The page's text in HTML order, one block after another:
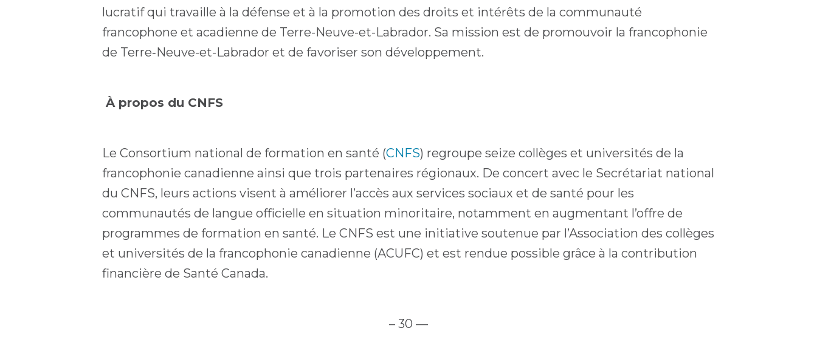
lucratif qui travaille à la défense et à la promotion des droits et intérêts de la communauté
francophone et acadienne de Terre-Neuve-et-Labrador. Sa mission est de promouvoir la francophonie
de Terre‑Neuve-et-Labrador et de favoriser son développement.
À propos du CNFS
Le Consortium national de formation en santé (CNFS) regroupe seize collèges et universités de la
francophonie canadienne ainsi que trois partenaires régionaux. De concert avec le Secrétariat national
du CNFS, leurs actions visent à améliorer l’accès aux services sociaux et de santé pour les
communautés de langue officielle en situation minoritaire, notamment en augmentant l’offre de
programmes de formation en santé. Le CNFS est une initiative soutenue par l’Association des collèges
et universités de la francophonie canadienne (ACUFC) et est rendue possible grâce à la contribution
financière de Santé Canada.
– 30 —